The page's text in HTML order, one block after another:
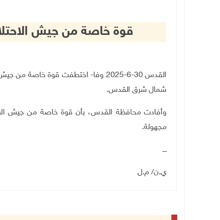
قوة خاصة من جيش
القدس 30-6-2025 وفا- اختطفت قوة خاصة
شمال شرق القدس.
وأفادت محافظة القدس، بأن قوة خاصة من جيش
مجهولة.
ــــ
ي.ن/ م.ل